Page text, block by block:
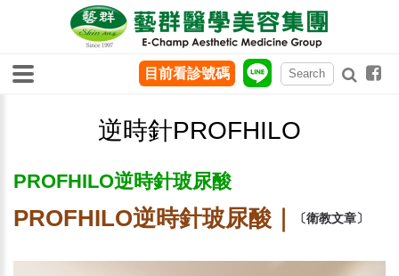
逆時針PROFHILO
PROFHILO逆時針玻尿酸
PROFHILO逆時針玻尿酸｜ 〔衛教文章〕
目前看診號碼